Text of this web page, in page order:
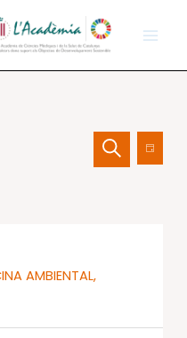
Navegació
visualCercade
Dia
AMBIENTAL,